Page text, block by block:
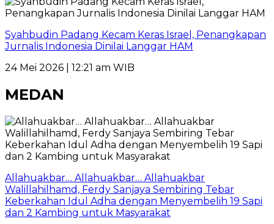
Syahbudin Padang Kecam Keras Israel, Penangkapan
Jurnalis Indonesia Dinilai Langgar HAM
24 Mei 2026 | 12:21 am WIB
MEDAN
Allahuakbar… Allahuakbar… Allahuakbar
Walillahilhamd, Ferdy Sanjaya Sembiring Tebar
Keberkahan Idul Adha dengan Menyembelih 19 Sapi
dan 2 Kambing untuk Masyarakat